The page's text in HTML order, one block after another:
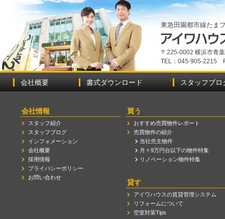
東急田園都市線たま
〒225-0002 横浜市青
TEL：045-905-2215
会社概要 書式ダウンロード スタッフブロ
会社情報
スタッフ紹介
スタッフブログ
インフォメーション
会社概要
採用情報
プライバシーポリシー
お問い合わせ
買う
おすすめ売買物件レポート
売買物件の紹介
当社売主物件
月々9万円台以下の物件特集
リノベーション物件特集
貸す
アイワハウスの賃貸管理システム
リフォームについて
空室対策Tips